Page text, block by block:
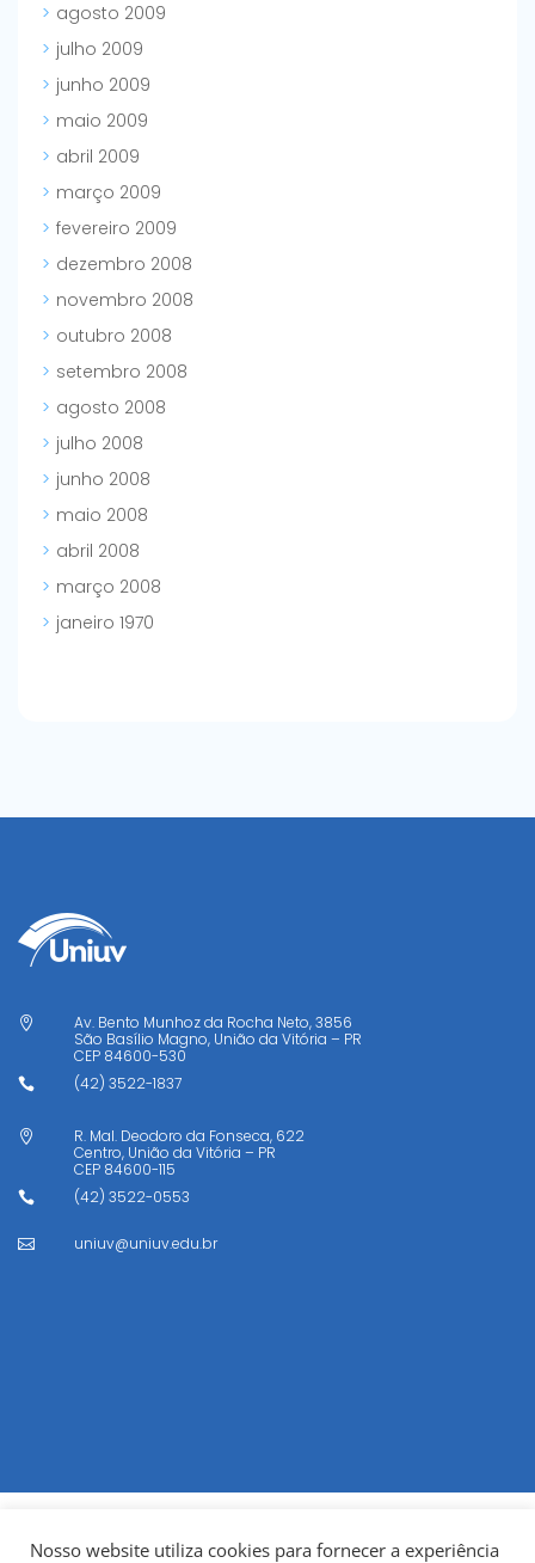
agosto 2009
julho 2009
junho 2009
maio 2009
abril 2009
março 2009
fevereiro 2009
dezembro 2008
novembro 2008
outubro 2008
setembro 2008
agosto 2008
julho 2008
junho 2008
maio 2008
abril 2008
março 2008
janeiro 1970

Av. Bento Munhoz da Rocha Neto, 3856
São Basílio Magno, União da Vitória – PR
CEP 84600-530
 (42) 3522-1837

R. Mal. Deodoro da Fonseca, 622
Centro, União da Vitória – PR
CEP 84600-115
 (42) 3522-0553
 uniuv@uniuv.edu.br
Nosso website utiliza cookies para fornecer a experiência